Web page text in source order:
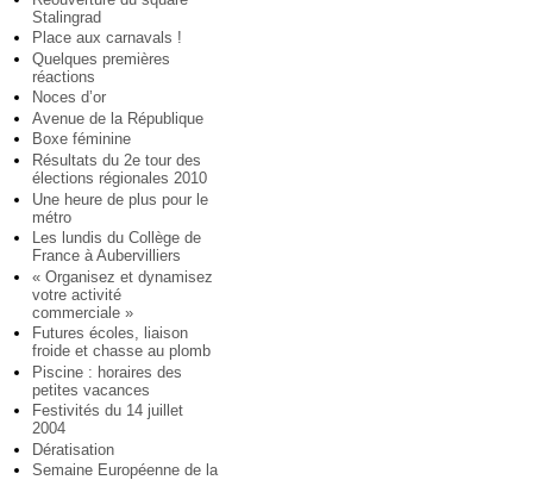
Stalingrad
Place aux carnavals !
Quelques premières
réactions
Noces d’or
Avenue de la République
Boxe féminine
Résultats du 2e tour des
élections régionales 2010
Une heure de plus pour le
métro
Les lundis du Collège de
France à Aubervilliers
« Organisez et dynamisez
votre activité
commerciale »
Futures écoles, liaison
froide et chasse au plomb
Piscine : horaires des
petites vacances
Festivités du 14 juillet
2004
Dératisation
Semaine Européenne de la